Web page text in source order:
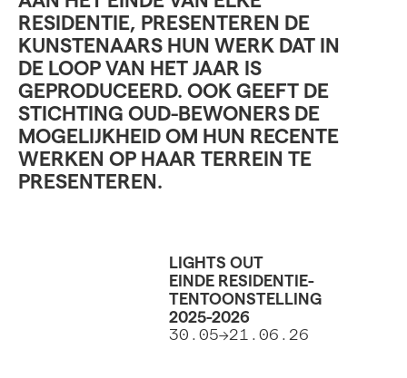
RESIDENTIE, PRESENTEREN DE
KUNSTENAARS HUN WERK DAT IN
DE LOOP VAN HET JAAR IS
GEPRODUCEERD. OOK GEEFT DE
STICHTING OUD-BEWONERS DE
MOGELIJKHEID OM HUN RECENTE
WERKEN OP HAAR TERREIN TE
PRESENTEREN.
LIGHTS OUT
EINDE RESIDENTIE-
TENTOONSTELLING
2025-2026
30.05->21.06.26